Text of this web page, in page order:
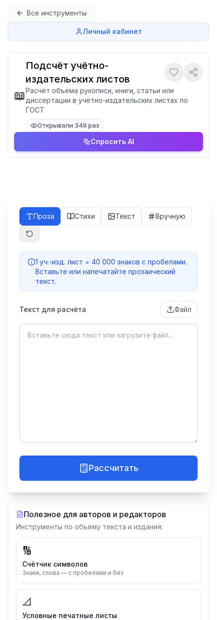
Все инструменты
Личный кабинет
📖
Подсчёт учётно-
издательских листов
Расчёт объёма рукописи, книги, статьи или
диссертации в учётно-издательских листах по
ГОСТ
Открывали 349 раз
Спросить AI
Проза Стихи Текст Вручную
1 уч.-изд. лист = 40 000 знаков с пробелами.
Вставьте или напечатайте прозаический
текст.
Текст для расчёта Файл
Рассчитать
Полезное для авторов и редакторов
Инструменты по объёму текста и издания:
🔢
Счётчик символов
Знаки, слова — с пробелами и без
📐
Условные печатные листы